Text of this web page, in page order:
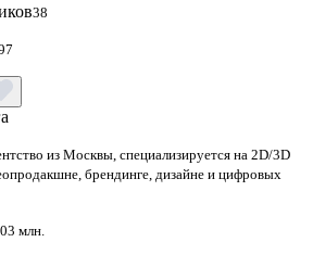
38
из Москвы, специализируется на 2D/3D
брендинге, дизайне и цифровых
млн.